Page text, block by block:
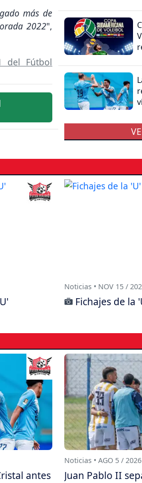
más de
2022",
del Fútbol
Noticias • NOV 15 /
Fichajes de la
antes
Noticias • AGO 5 / 2026
Juan Pablo II